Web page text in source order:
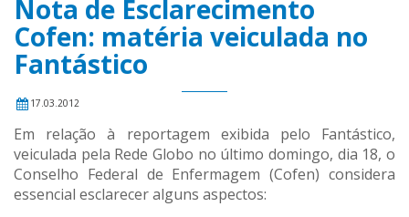
Nota de Esclarecimento
Cofen: matéria veiculada no
Fantástico
17.03.2012
Em relação à reportagem exibida pelo Fantástico,
veiculada pela Rede Globo no último domingo, dia 18, o
Conselho Federal de Enfermagem (Cofen) considera
essencial esclarecer alguns aspectos: